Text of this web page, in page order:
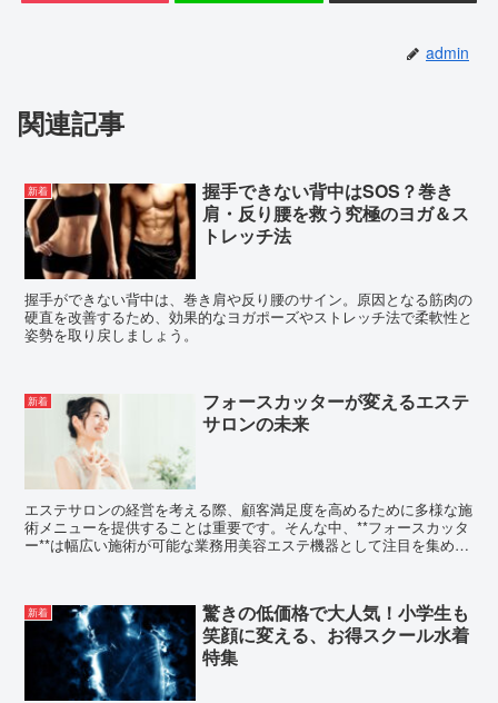
admin
関連記事
新着
握手できない背中はSOS？巻き
肩・反り腰を救う究極のヨガ＆ス
トレッチ法
握手ができない背中は、巻き肩や反り腰のサイン。原因となる筋肉の
硬直を改善するため、効果的なヨガポーズやストレッチ法で柔軟性と
姿勢を取り戻しましょう。
新着
フォースカッターが変えるエステ
サロンの未来
エステサロンの経営を考える際、顧客満足度を高めるために多様な施
術メニューを提供することは重要です。そんな中、**フォースカッタ
ー**は幅広い施術が可能な業務用美容エステ機器として注目を集めて
新着
驚きの低価格で大人気！小学生も
笑顔に変える、お得スクール水着
特集